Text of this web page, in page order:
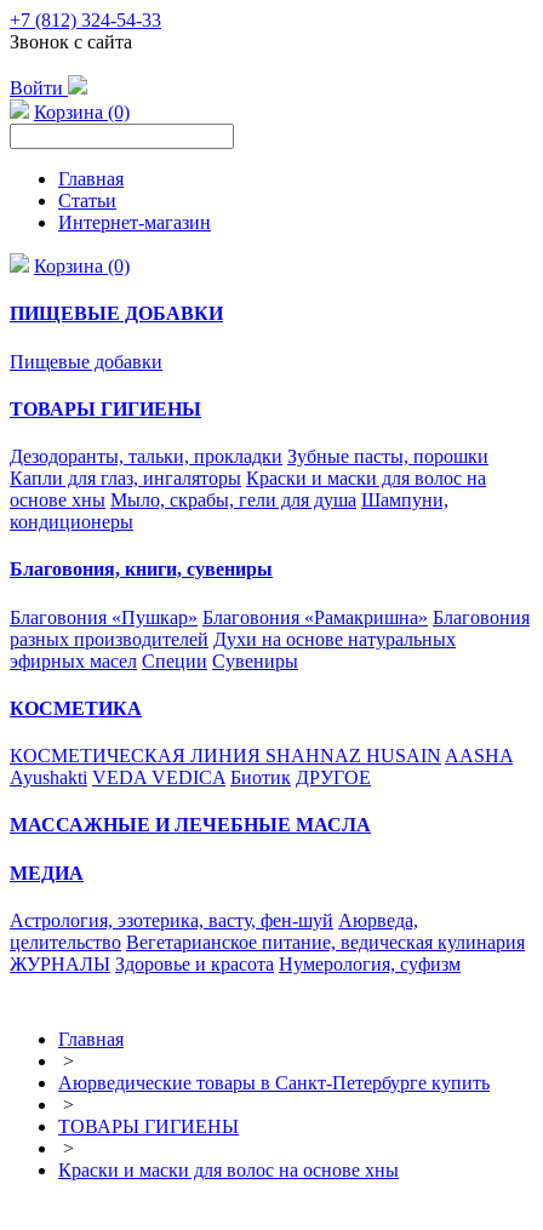
+7 (812) 324-54-33
Звонок с сайта
Войти
Корзина (0)
Главная
Статьи
Интернет-магазин
Корзина (0)
ПИЩЕВЫЕ ДОБАВКИ
Пищевые добавки
ТОВАРЫ ГИГИЕНЫ
Дезодоранты, тальки, прокладки Зубные пасты, порошки
Капли для глаз, ингаляторы Краски и маски для волос на
основе хны Мыло, скрабы, гели для душа Шампуни,
кондиционеры
Благовония, книги, сувениры
Благовония «Пушкар» Благовония «Рамакришна» Благовония
разных производителей Духи на основе натуральных
эфирных масел Специи Сувениры
КОСМЕТИКА
КОСМЕТИЧЕСКАЯ ЛИНИЯ SHAHNAZ HUSAIN AASHA
Ayushakti VEDA VEDICA Биотик ДРУГОЕ
МАССАЖНЫЕ И ЛЕЧЕБНЫЕ МАСЛА
МЕДИА
Астрология, эзотерика, васту, фен-шуй Аюрведа,
целительство Вегетарианское питание, ведическая кулинария
ЖУРНАЛЫ Здоровье и красота Нумерология, суфизм
Главная
>
Аюрведические товары в Санкт-Петербурге купить
>
ТОВАРЫ ГИГИЕНЫ
>
Краски и маски для волос на основе хны